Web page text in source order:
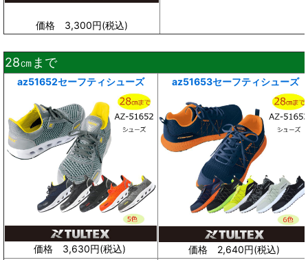
価格 3,300円(税込)
28㎝まで
az51652セーフティシューズ
価格 3,630円(税込)
az51653セーフティシューズ
価格 2,640円(税込)